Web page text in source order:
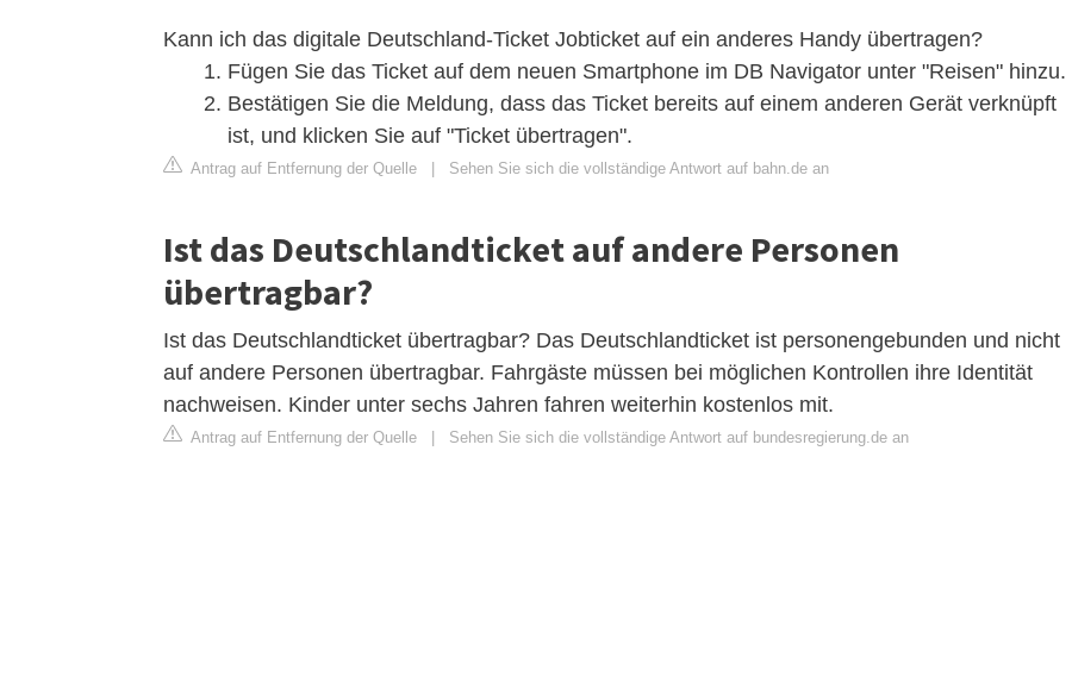
Kann ich das digitale Deutschland-Ticket Jobticket auf ein anderes Handy übertragen?
Fügen Sie das Ticket auf dem neuen Smartphone im DB Navigator unter "Reisen" hinzu.
Bestätigen Sie die Meldung, dass das Ticket bereits auf einem anderen Gerät verknüpft
ist, und klicken Sie auf "Ticket übertragen".
Antrag auf Entfernung der Quelle Sehen Sie sich die vollständige Antwort auf bahn.de an
Ist das Deutschlandticket auf andere Personen
übertragbar?
Ist das Deutschlandticket übertragbar? Das Deutschlandticket ist personengebunden und nicht
auf andere Personen übertragbar. Fahrgäste müssen bei möglichen Kontrollen ihre Identität
nachweisen. Kinder unter sechs Jahren fahren weiterhin kostenlos mit.
Antrag auf Entfernung der Quelle Sehen Sie sich die vollständige Antwort auf bundesregierung.de an